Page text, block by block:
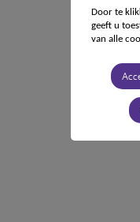
Door te
geeft u
van alle